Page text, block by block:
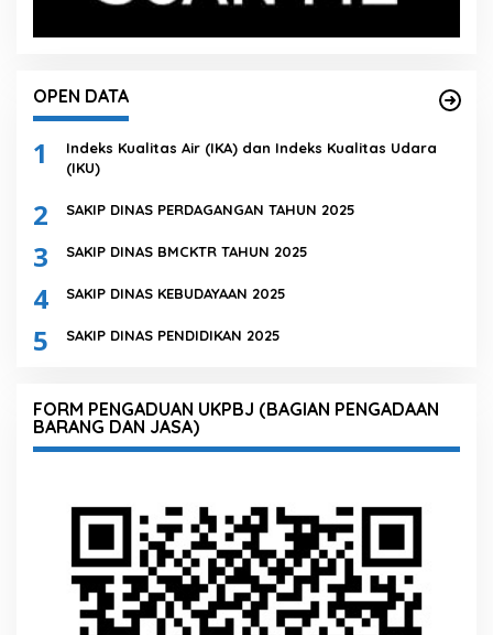
OPEN DATA
1
Indeks Kualitas Air (IKA) dan Indeks Kualitas Udara
(IKU)
2 SAKIP DINAS PERDAGANGAN TAHUN 2025
3 SAKIP DINAS BMCKTR TAHUN 2025
4 SAKIP DINAS KEBUDAYAAN 2025
5 SAKIP DINAS PENDIDIKAN 2025
FORM PENGADUAN UKPBJ (BAGIAN PENGADAAN
BARANG DAN JASA)